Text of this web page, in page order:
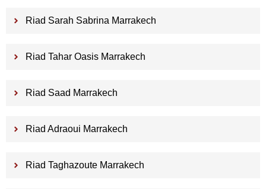
Riad Sarah Sabrina Marrakech
Riad Tahar Oasis Marrakech
Riad Saad Marrakech
Riad Adraoui Marrakech
Riad Taghazoute Marrakech